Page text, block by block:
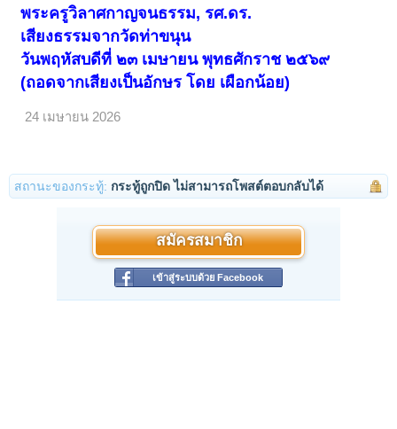
พระครูวิลาศกาญจนธรรม, รศ.ดร.
เสียงธรรมจากวัดท่าขนุน
วันพฤหัสบดีที่ ๒๓ เมษายน พุทธศักราช ๒๕๖๙
(ถอดจากเสียงเป็นอักษร โดย เผือกน้อย)
24 เมษายน 2026
สถานะของกระทู้: กระทู้ถูกปิด ไม่สามารถโพสต์ตอบกลับได้
สมัครสมาชิก
เข้าสู่ระบบด้วย Facebook